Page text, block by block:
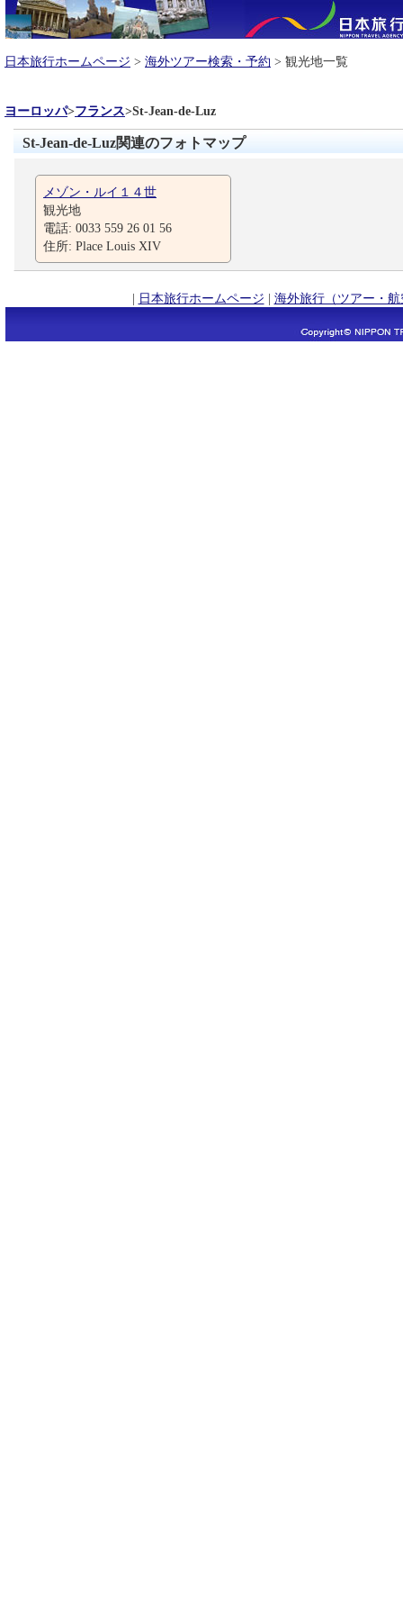
日本旅行ホームページ > 海外ツアー検索・予約 > 観光地一覧
ヨーロッパ>フランス>St-Jean-de-Luz
St-Jean-de-Luz関連のフォトマップ
メゾン・ルイ１４世
観光地
電話: 0033 559 26 01 56
住所: Place Louis XIV
| 日本旅行ホームページ | 海外旅行（ツアー・航